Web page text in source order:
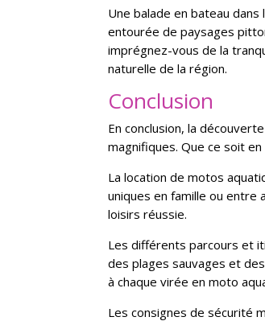
Une balade en bateau
entourée de paysages
imprégnez-vous de la
naturelle de la région.
Conclusion
En conclusion, la
magnifiques. Que ce soit
La location de motos
uniques en famille ou entre
loisirs réussie.
Les différents parcours et
des plages sauvages et
à chaque virée en moto
Les consignes de sécurité